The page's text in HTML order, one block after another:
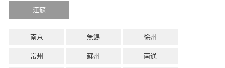
江蘇
南京 無錫 徐州
常州 蘇州 南通